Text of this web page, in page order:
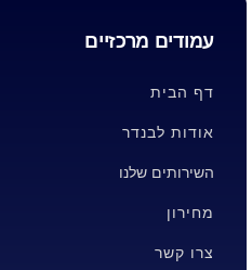
עמודים מרכזיים
דף הבית
אודות לבנדר
השירותים שלנו
מחירון
צרו קשר